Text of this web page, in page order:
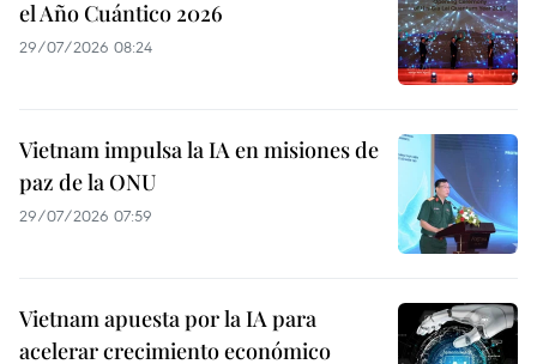
el Año Cuántico 2026
29/07/2026 08:24
Vietnam impulsa la IA en misiones de
paz de la ONU
29/07/2026 07:59
Vietnam apuesta por la IA para
acelerar crecimiento económico